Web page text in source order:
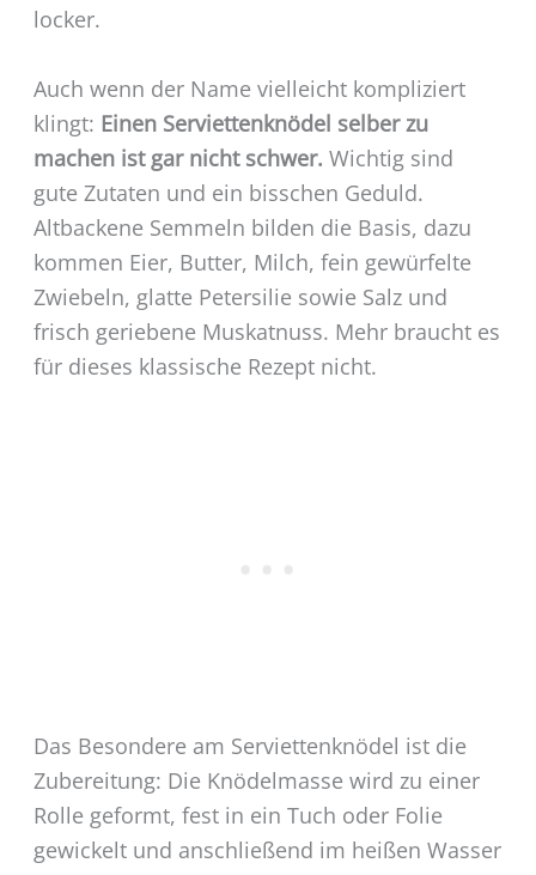
locker.
Auch wenn der Name vielleicht kompliziert
klingt: Einen Serviettenknödel selber zu
machen ist gar nicht schwer. Wichtig sind
gute Zutaten und ein bisschen Geduld.
Altbackene Semmeln bilden die Basis, dazu
kommen Eier, Butter, Milch, fein gewürfelte
Zwiebeln, glatte Petersilie sowie Salz und
frisch geriebene Muskatnuss. Mehr braucht es
für dieses klassische Rezept nicht.
Das Besondere am Serviettenknödel ist die
Zubereitung: Die Knödelmasse wird zu einer
Rolle geformt, fest in ein Tuch oder Folie
gewickelt und anschließend im heißen Wasser